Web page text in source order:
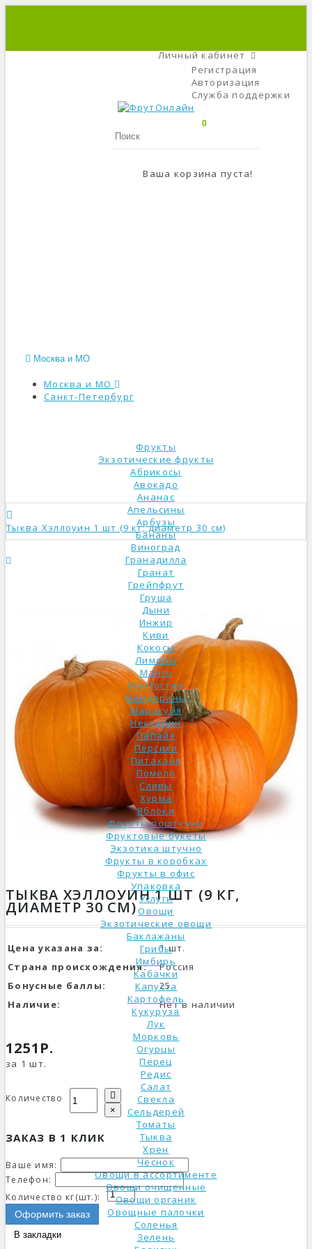
Личный кабинет
Регистрация
Авторизация
Служба поддержки
0
Ваша корзина пуста!
Москва и МО
Москва и МО
Санкт-Петербург
Фрукты
Экзотические фрукты
Абрикосы
Авокадо
Ананас
Апельсины
Арбузы
Бананы
Виноград
Гранадилла
Гранат
Грейпфрут
Груша
Дыни
Инжир
Киви
Кокосы
Лимоны
Манго
Мангостин
Мандарины
Маракуйя
Нектарин
Папайя
Персики
Питахайя
Помело
Сливы
Хурма
Яблоки
Фрукты поштучно
Фруктовые букеты
Экзотика штучно
Фрукты в коробках
Фрукты в офис
Упаковка
Услуги
Овощи
Экзотические овощи
Баклажаны
Грибы
Имбирь
Кабачки
Капуста
Картофель
Кукуруза
Лук
Морковь
Огурцы
Перец
Редис
Салат
Свекла
Сельдерей
Томаты
Тыква
Хрен
Чеснок
Овощи в ассортименте
Овощи очищенные
Овощи органик
Овощные палочки
Соленья
Зелень
Тыква Хэллоуин 1 шт (9 кг, диаметр 30 см)
ТЫКВА ХЭЛЛОУИН 1 ШТ (9 КГ,
ДИАМЕТР 30 СМ)
Цена указана за:
1 шт.
Страна происхождения:
Россия
Бонусные баллы:
25
Наличие:
Нет в наличии
1251Р.
за 1 шт.
Количество
×
ЗАКАЗ В 1 КЛИК
Ваше имя:
Телефон:
Количество кг(шт.):
Оформить заказ
В закладки